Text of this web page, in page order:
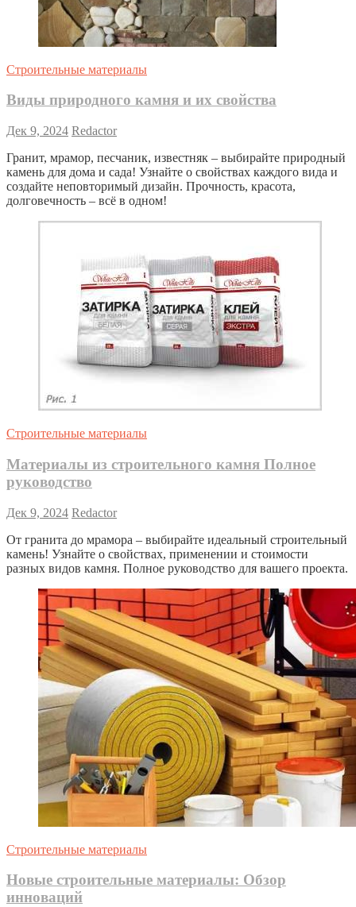
Строительные материалы
Виды природного камня и их свойства
Дек 9, 2024 Redactor
Гранит, мрамор, песчаник, известняк – выбирайте природный
камень для дома и сада! Узнайте о свойствах каждого вида и
создайте неповторимый дизайн. Прочность, красота,
долговечность – всё в одном!
Строительные материалы
Материалы из строительного камня Полное
руководство
Дек 9, 2024 Redactor
От гранита до мрамора – выбирайте идеальный строительный
камень! Узнайте о свойствах, применении и стоимости
разных видов камня. Полное руководство для вашего проекта.
Строительные материалы
Новые строительные материалы: Обзор
инноваций